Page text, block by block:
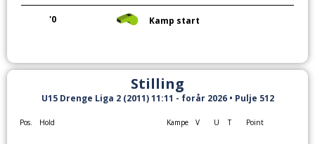
'0 Kamp start
Stilling
U15 Drenge Liga 2 (2011) 11:11 - forår 2026 • Pulje 512
Pos. Hold Kampe V U T Point